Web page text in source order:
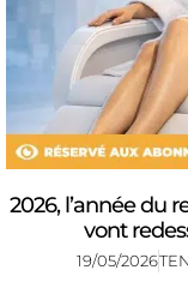
2026, l’année du
vont
19/05/2026